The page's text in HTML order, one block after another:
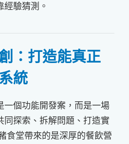
驗猜測。
：打造能真正
統
一個功能開發案，而是一場
同探索、拆解問題、打造實
食堂帶來的是深厚的餐飲營